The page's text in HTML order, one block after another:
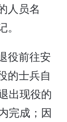
人员名
役前往安
的士兵自
出现役的
完成；因